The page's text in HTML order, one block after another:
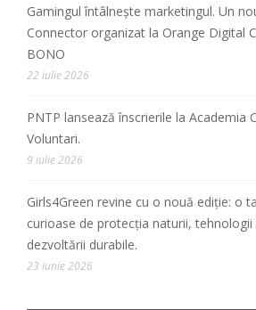
Gamingul întâlnește marketingul. Un
Connector organizat la Orange Digital
BONO
22 iulie 2026
PNTP lansează înscrierile la Academia
Voluntari.
9 iulie 2026
Girls4Green revine cu o nouă ediție: o
curioase de protecția naturii, tehnologii
dezvoltării durabile.
23 iunie 2026